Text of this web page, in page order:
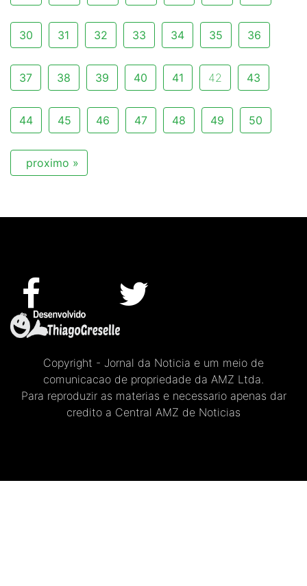
30 31 32 33 34 35 36
37 38 39 40 41 42 43
44 45 46 47 48 49 50
proximo »
Copyright - Jornal da Noticia e um meio de
comunicacao de propriedade da AMZ Ltda.
Para reproduzir as materias e necessario apenas dar
credito a Central AMZ de Noticias